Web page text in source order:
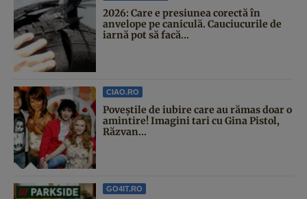
2026: Care e presiunea corectă în
anvelope pe caniculă. Cauciucurile de
iarnă pot să facă...
CIAO.RO
Poveştile de iubire care au rămas doar o
amintire! Imagini tari cu Gina Pistol,
Răzvan...
GO4IT.RO